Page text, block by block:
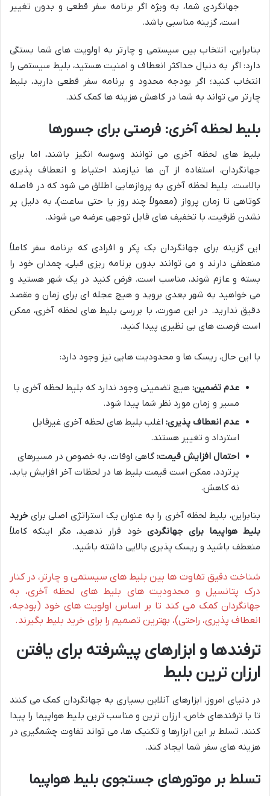
جهانگردی شما، به ویژه اگر برنامه سفر قطعی و بدون تغییر
است، گزینه مناسبی باشد.
بنابراین، انتخاب بین سیستمی و چارتر به اولویت های شما بستگی
دارد: اگر به دنبال حداکثر انعطاف و امنیت هستید، بلیط سیستمی را
انتخاب کنید؛ اگر بودجه محدود و برنامه سفر قطعی دارید، بلیط
چارتر می تواند به شما در کاهش هزینه ها کمک کند.
بلیط لحظه آخری: فرصتی برای جسورها
بلیط های لحظه آخری می توانند وسوسه انگیز باشند، اما برای
جهانگردان، استفاده از آن ها نیازمند احتیاط و انعطاف پذیری
بالاست. بلیط لحظه آخری به پروازهایی اطلاق می شود که در فاصله
کوتاهی تا زمان پرواز (معمولاً چند روز یا حتی ساعت)، به دلیل پر
نشدن ظرفیت، با تخفیف های قابل توجهی عرضه می شوند.
این گزینه برای جهانگردان بک پکر و افرادی که برنامه سفر کاملاً
منعطفی دارند و می توانند بدون برنامه ریزی قبلی، چمدان خود را
بسته و عازم شوند، مناسب است. فرض کنید در یک شهر هستید و
می خواهید به شهر بعدی بروید و هیچ عجله ای برای زمان و مقصد
دقیق ندارید. در این صورت، با بررسی بلیط های لحظه آخری، ممکن
است فرصت های بی نظیری پیدا کنید.
با این حال، ریسک ها و محدودیت هایی نیز وجود دارد:
عدم تضمین: هیچ تضمینی وجود ندارد که بلیط لحظه آخری با
مسیر و زمان مورد نظر شما پیدا شود.
عدم انعطاف پذیری: اغلب بلیط های لحظه آخری غیرقابل
استرداد و تغییر هستند.
احتمال افزایش قیمت: گاهی اوقات، به خصوص در مسیرهای
پرتردد، ممکن است قیمت بلیط ها در لحظات آخر افزایش یابد،
نه کاهش.
بنابراین، بلیط لحظه آخری را به عنوان یک استراتژی اصلی برای خرید
بلیط هواپیما برای جهانگردی خود قرار ندهید، مگر اینکه کاملاً
منعطف باشید و ریسک پذیری بالایی داشته باشید.
شناخت دقیق تفاوت ها بین بلیط های سیستمی و چارتر، در کنار
درک پتانسیل و محدودیت های بلیط های لحظه آخری، به
جهانگردان کمک می کند تا بر اساس اولویت های خود (بودجه،
انعطاف پذیری، راحتی)، بهترین تصمیم را برای خرید بلیط بگیرند.
ترفندها و ابزارهای پیشرفته برای یافتن
ارزان ترین بلیط
در دنیای امروز، ابزارهای آنلاین بسیاری به جهانگردان کمک می کنند
تا با ترفندهای خاص، ارزان ترین و مناسب ترین بلیط هواپیما را پیدا
کنند. تسلط بر این ابزارها و تکنیک ها، می تواند تفاوت چشمگیری در
هزینه های سفر شما ایجاد کند.
تسلط بر موتورهای جستجوی بلیط هواپیما